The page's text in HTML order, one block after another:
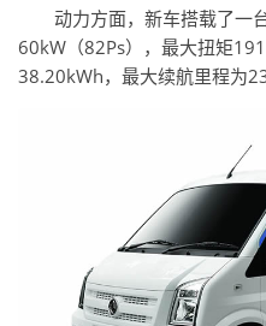
动力方面，新车搭载了一
60kW（82Ps），最大扭矩
38.20kWh，最大续航里程为